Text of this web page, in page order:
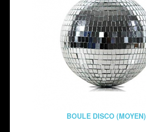
BOULE DISCO (MOYEN)